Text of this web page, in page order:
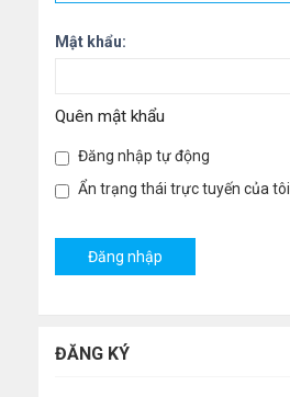
Mật khẩu:
Quên mật khẩu
Đăng nhập tự động
Ẩn trạng thái trực tuyến của tôi
ĐĂNG KÝ